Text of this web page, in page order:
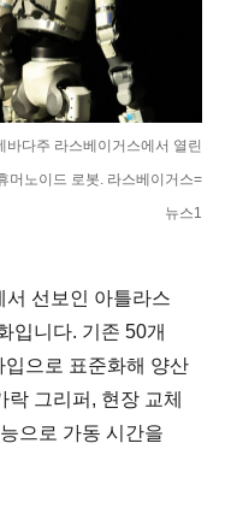
다주 라스베이거스에서 열린
머노이드 로봇. 라스베이거스=
뉴스1
선보인 아틀라스
입니다. 기존 50개
으로 표준화해 양산
그리퍼, 현장 교체
으로 가동 시간을